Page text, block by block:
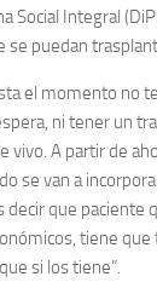
Social Integral
se puedan
el momento no
ni tener un
vivo. A partir de
se van a
decir que paciente
tiene
si los tiene”.